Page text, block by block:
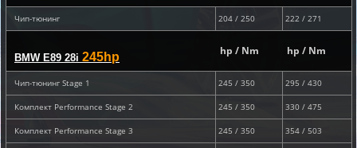
Чип-тюнинг 204 / 250 222 / 271
BMW E89 28i 245hp hp / Nm hp / Nm
Чип-тюнинг Stage 1 245 / 350 295 / 430
Комплект Performance Stage 2 245 / 350 330 / 475
Комплект Performance Stage 3 245 / 350 354 / 503